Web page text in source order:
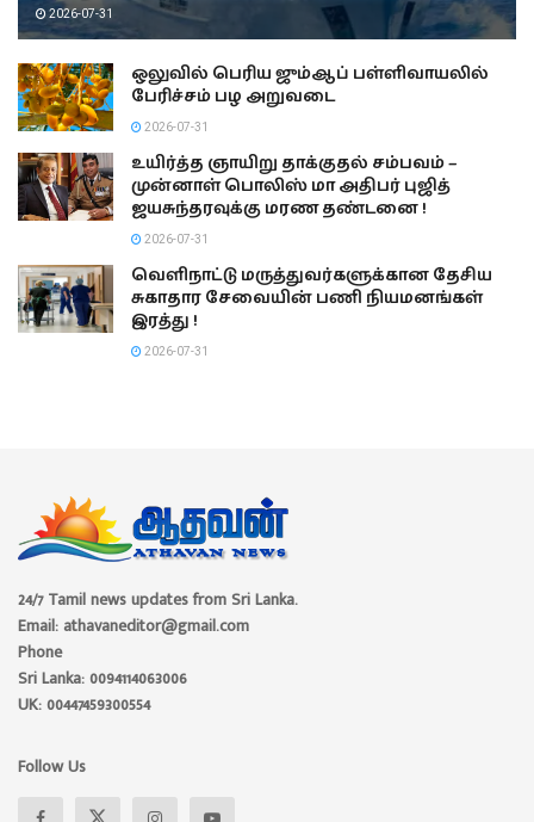
2026-07-31
ஒலுவில் பெரிய ஜும்ஆப் பள்ளிவாயலில்
பேரிச்சம் பழ அறுவடை
2026-07-31
உயிர்த்த ஞாயிறு தாக்குதல் சம்பவம் –
முன்னாள் பொலிஸ் மா அதிபர் புஜித்
ஜயசுந்தரவுக்கு மரண தண்டனை !
2026-07-31
வெளிநாட்டு மருத்துவர்களுக்கான தேசிய
சுகாதார சேவையின் பணி நியமனங்கள்
இரத்து !
2026-07-31
24/7 Tamil news updates from Sri Lanka.
Email: athavaneditor@gmail.com
Phone
Sri Lanka: 0094114063006
UK: 00447459300554
Follow Us